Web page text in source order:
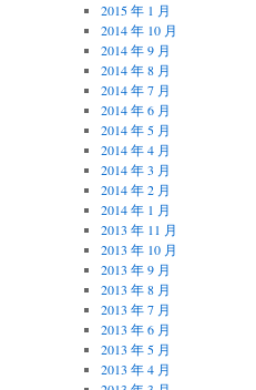
2015 年 1 月
2014 年 10 月
2014 年 9 月
2014 年 8 月
2014 年 7 月
2014 年 6 月
2014 年 5 月
2014 年 4 月
2014 年 3 月
2014 年 2 月
2014 年 1 月
2013 年 11 月
2013 年 10 月
2013 年 9 月
2013 年 8 月
2013 年 7 月
2013 年 6 月
2013 年 5 月
2013 年 4 月